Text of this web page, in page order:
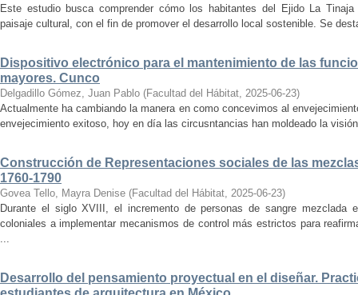
Este estudio busca comprender cómo los habitantes del Ejido La
paisaje cultural, con el fin de promover el desarrollo local sostenible. Se
Dispositivo electrónico para el mantenimiento de las
mayores. Cunco
Delgadillo Gómez, Juan Pablo (Facultad del Hábitat, 2025-06-23)
Actualmente ha cambiando la manera en como concevimos al
envejecimiento exitoso, hoy en día las circusntancias han moldeado la
Construcción de Representaciones sociales de las
1760-1790
Govea Tello, Mayra Denise (Facultad del Hábitat, 2025-06-23)
Durante el siglo XVIII, el incremento de personas de sangre
coloniales a implementar mecanismos de control más estrictos para
...
Desarrollo del pensamiento proyectual en el diseñar.